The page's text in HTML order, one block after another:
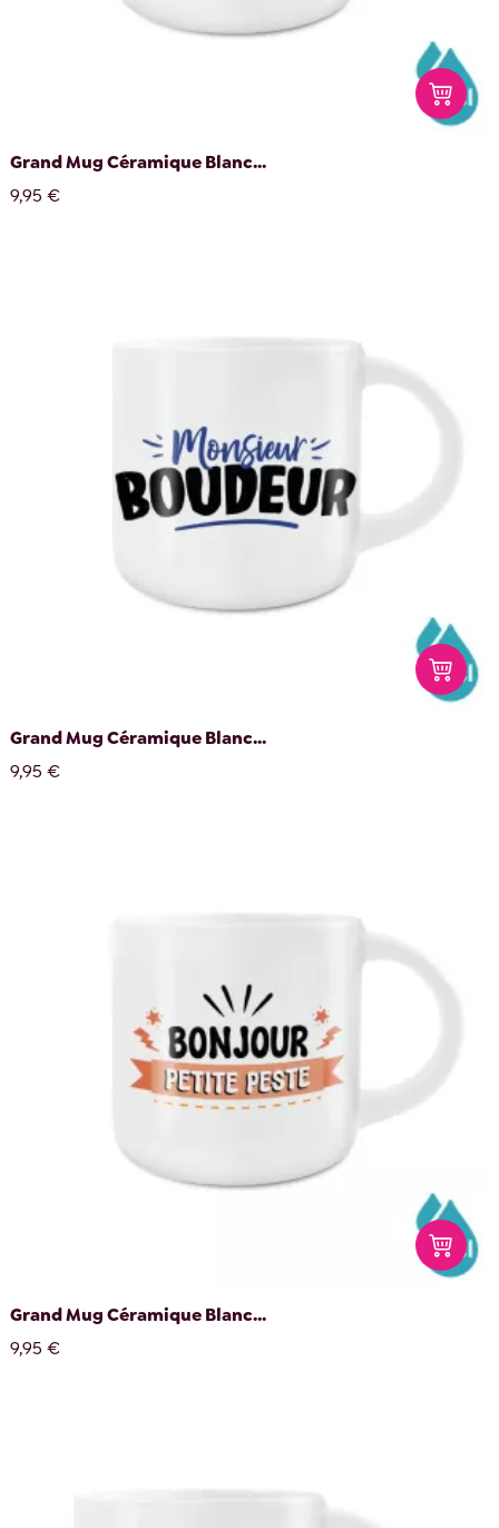
Grand Mug Céramique Blanc...
9,95 €
Grand Mug Céramique Blanc...
9,95 €
Grand Mug Céramique Blanc...
9,95 €